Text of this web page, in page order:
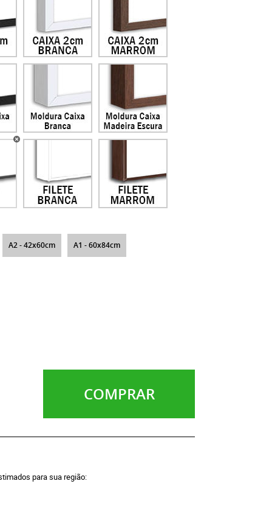
A2 - 42x60cm A1 - 60x84cm
COMPRAR
para sua região: